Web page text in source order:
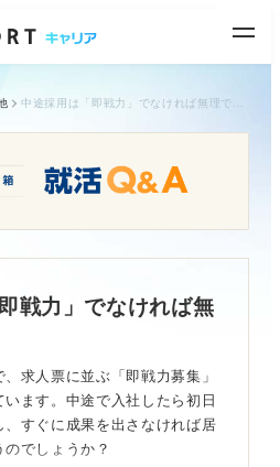
戦力」でなければ無
求人票に並ぶ「即戦力募集」
ます。中途で入社したら初日
すぐに成果を出さなければ居
でしょうか？